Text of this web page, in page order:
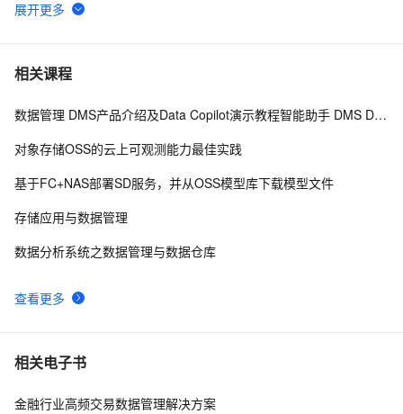
6 搭建私有docker仓库并使用OSS作为存储
7 【Maven学习】Nexus OSS私服仓库的安装和配置
8 阿里云对象存储OSS怎么收费？存储包流量包还是按
18
个租户的下行流量如何解决
10使用函数计算打包下载OSS文件
相关课程
查看更多
数据管理 DMS产品介绍及Data Copilot演示教程智能助手 DMS Data Copilot简介
对象存储OSS的云上可观测能力最佳实践
基于FC+NAS部署SD服务，并从OSS模型库下载模型文件
存储应用与数据管理
数据分析系统之数据管理与数据仓库
相关电子书
金融行业高频交易数据管理解决方案